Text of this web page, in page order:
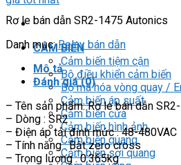
CẢM BIẾN
Cảm biến tiệm cận
Bộ điều khiển cảm biến
Bộ mã hóa vòng quay /
Cảm biến áp suất
Cảm biến cửa
Cảm biến hình ảnh
Cảm biến quang
Cảm biến sợi quang
Rơ le bán dẫn SR2-1475 Autonics
Danh mục:Relay bán dẫn
Mô tả
Đánh giá (0)
– Tên sản phẩm: Rơ le bán dẫn
– Dòng : SR2
– Điện áp tải định mức : 48-480VAC
– Tính năng : Bật zero cross
– Trọng lượng : 0.365kg